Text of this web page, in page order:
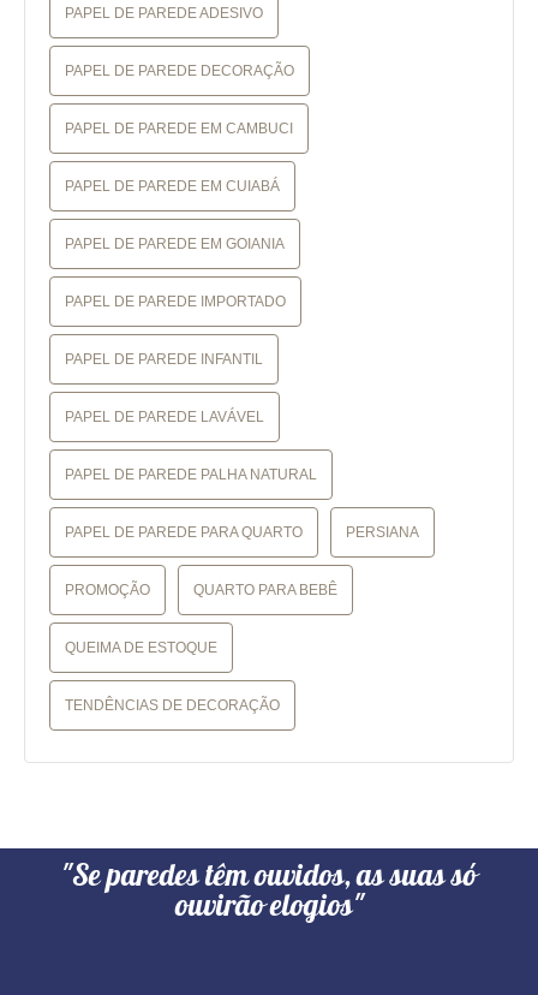
PAPEL DE PAREDE ADESIVO
PAPEL DE PAREDE DECORAÇÃO
PAPEL DE PAREDE EM CAMBUCI
PAPEL DE PAREDE EM CUIABÁ
PAPEL DE PAREDE EM GOIANIA
PAPEL DE PAREDE IMPORTADO
PAPEL DE PAREDE INFANTIL
PAPEL DE PAREDE LAVÁVEL
PAPEL DE PAREDE PALHA NATURAL
PAPEL DE PAREDE PARA QUARTO PERSIANA
PROMOÇÃO QUARTO PARA BEBÊ
QUEIMA DE ESTOQUE
TENDÊNCIAS DE DECORAÇÃO
"Se paredes têm ouvidos, as suas só
ouvirão elogios"